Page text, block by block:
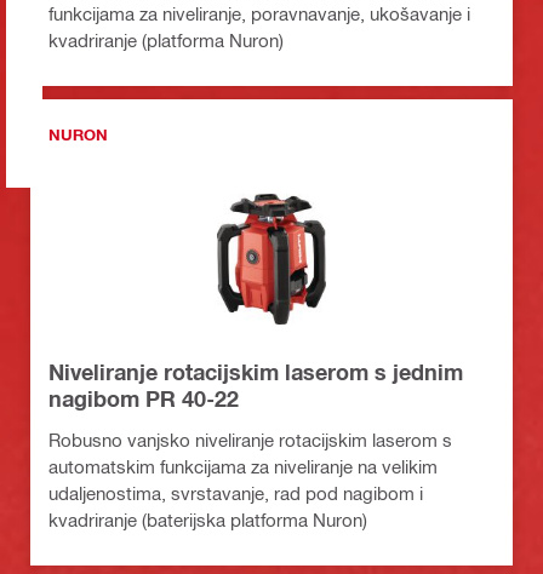
funkcijama za niveliranje, poravnavanje, ukošavanje i
kvadriranje (platforma Nuron)
NURON
Niveliranje rotacijskim laserom s jednim
nagibom PR 40-22
Robusno vanjsko niveliranje rotacijskim laserom s
automatskim funkcijama za niveliranje na velikim
udaljenostima, svrstavanje, rad pod nagibom i
kvadriranje (baterijska platforma Nuron)